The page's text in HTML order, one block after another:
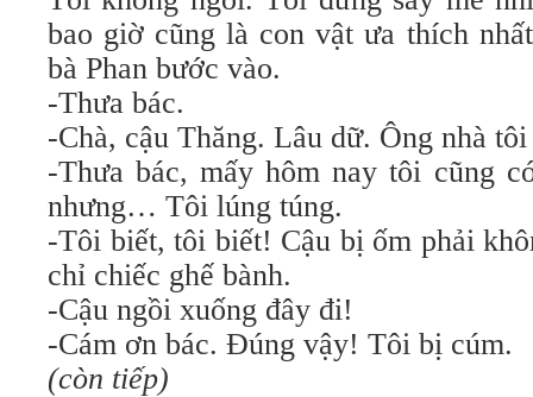
bao giờ cũng là con vật ưa thích
bà Phan bước vào.
-Thưa bác.
-Chà, cậu Thăng. Lâu dữ. Ông nhà
-Thưa bác, mấy hôm nay tôi cũng
nhưng… Tôi lúng túng.
-Tôi biết, tôi biết! Cậu bị ốm phải
chỉ chiếc ghế bành.
-Cậu ngồi xuống đây đi!
-Cám ơn bác. Đúng vậy! Tôi bị cúm.
(còn tiếp)